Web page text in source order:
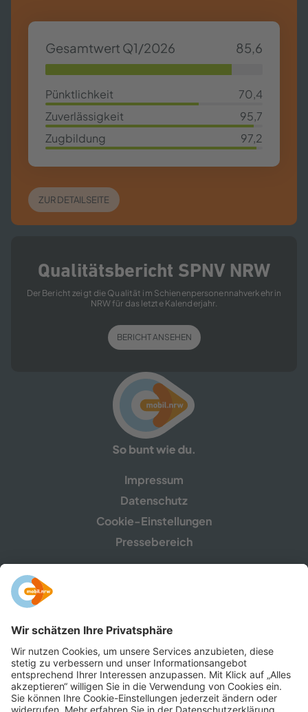
Gesamtwert Q1/2026
85,6
85,63%
Pünktlichkeit 70,4
70,4%
Zuverlässigkeit
95,7
95,7%
Zugbildung
97,2
97,2%
ZUR DETAILSEITE
Qualitätsbericht SPNV NRW
Der Bericht zeigt die Qualität im Schienenpersonennahverkehr in
NRW für das letzte Kalenderjahr.
BERICHT ANSEHEN
Impressum
Datenschutz
Cookie-Einstellungen
Pressebereich
mobil.nrw ist eine Gemeinschaftskampagne des
Ministeriums für Umwelt, Naturschutz und Verkehr